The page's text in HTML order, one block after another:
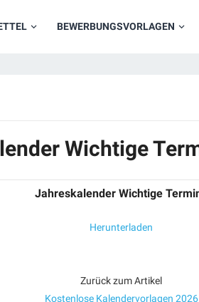
BEWERBUNGSVORLAGEN
Wichtige
Jahreskalender Wichtige
Herunterladen
Zurück zum Artikel
Kostenlose Kalendervorlagen 2026